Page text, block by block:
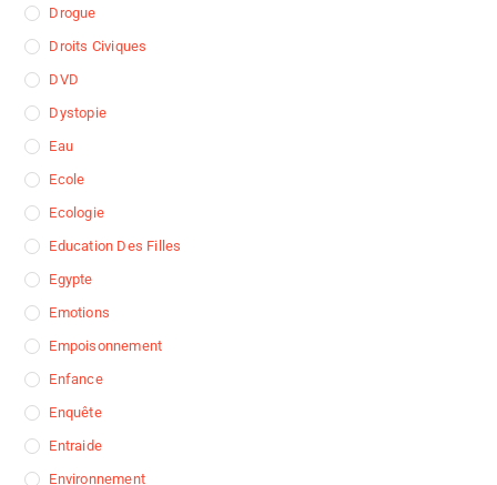
Drogue
Droits Civiques
DVD
Dystopie
Eau
Ecole
Ecologie
Education Des Filles
Egypte
Emotions
Empoisonnement
Enfance
Enquête
Entraide
Environnement